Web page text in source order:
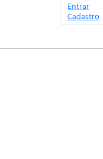
Entrar
Cadastro